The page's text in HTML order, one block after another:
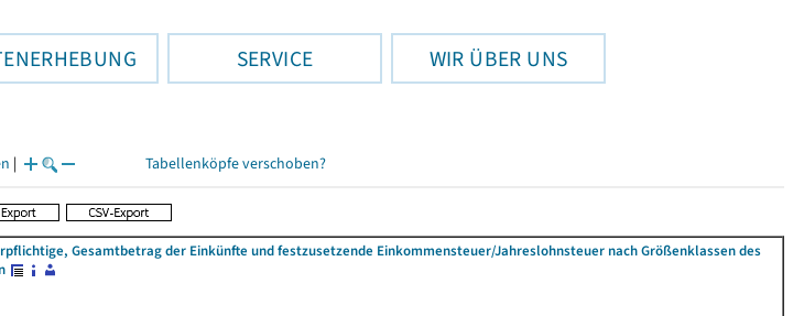
SERVICE WIR ÜBER UNS
| Tabellenköpfe verschoben?
Gesamtbetrag der Einkünfte und festzusetzende Einkommensteuer/Jahreslohnsteuer nach Größenklassen des